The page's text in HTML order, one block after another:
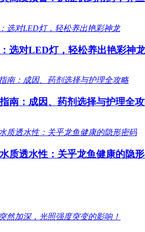
选对LED灯，轻松养出艳彩神龙
南：成因、药剂选择与护理全
质透水性：关乎龙鱼健康的隐